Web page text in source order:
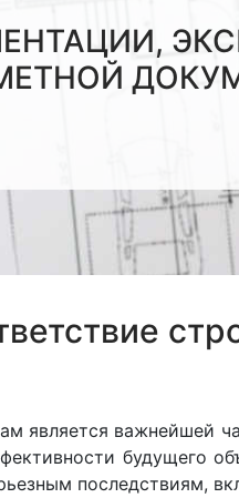
является важнейшей
будущего
последствиям,